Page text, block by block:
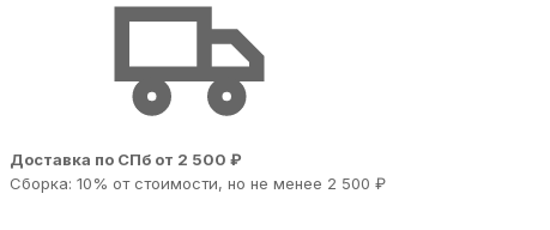
Доставка по СПб от 2 500 ₽
Сборка: 10% от стоимости, но не менее 2 500 ₽